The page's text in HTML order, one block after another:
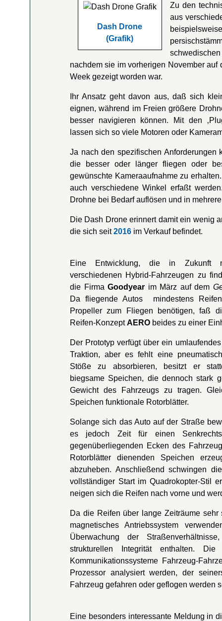
Dash Drone
(Grafik)
Zu den
aus
nachdem sie im vorherigen November auf
Week gezeigt worden war.
Ihr Ansatz geht davon aus, daß sich
eignen, während im Freien größere
besser navigieren können. Mit den
lassen sich so viele Motoren oder
Ja nach den spezifischen Anforderungen
die besser oder länger fliegen oder
gewünschte Kameraaufnahme zu
auch verschiedene Winkel erfaßt
Drohne bei Bedarf auflösen und in
Die Dash Drone erinnert damit ein wenig
die sich seit2016 im Verkauf befindet.
Eine Entwicklung, die in Zukunft
verschiedenen Hybrid-Fahrzeugen zu
die FirmaGoodyear im März auf dem
Da fliegende Autos mindestens
Propeller zum Fliegen benötigen, faß
Reifen-KonzeptAERO beides zu einer
Der Prototyp verfügt über ein
Traktion, aber es fehlt eine
Stöße zu absorbieren, besitzt er
biegsame Speichen, die dennoch stark
Gewicht des Fahrzeugs zu tragen.
Speichen funktionale Rotorblätter.
Solange sich das Auto auf der Straße
es jedoch Zeit für einen
gegenüberliegenden Ecken des
Rotorblätter dienenden Speichen
abzuheben. Anschließend schwingen
vollständiger Start im Quadrokopter-Stil
neigen sich die Reifen nach vorne und
Da die Reifen über lange Zeiträume
magnetisches Antriebssystem
Überwachung der
strukturellen Integrität enthalten.
Kommunikationssysteme Fahrzeug-
Prozessor analysiert werden, der
Fahrzeug gefahren oder geflogen werden
Eine besonders interessante Meldung in